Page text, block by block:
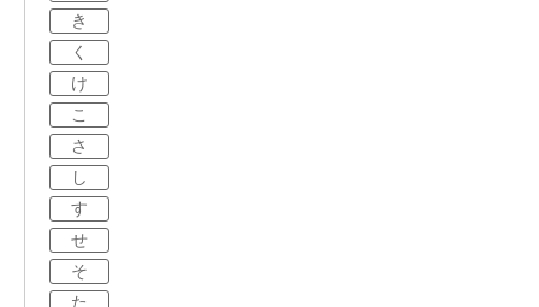
き
く
け
こ
さ
し
す
せ
そ
た